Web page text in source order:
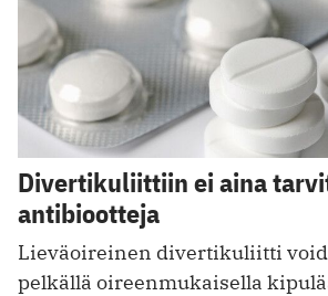
Divertikuliittiin ei aina
antibiootteja
Lieväoireinen divertikuliitti
pelkällä oireenmukaisella